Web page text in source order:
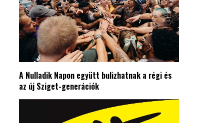
A Nulladik Napon együtt bulizhatnak a régi és
az új Sziget-generációk